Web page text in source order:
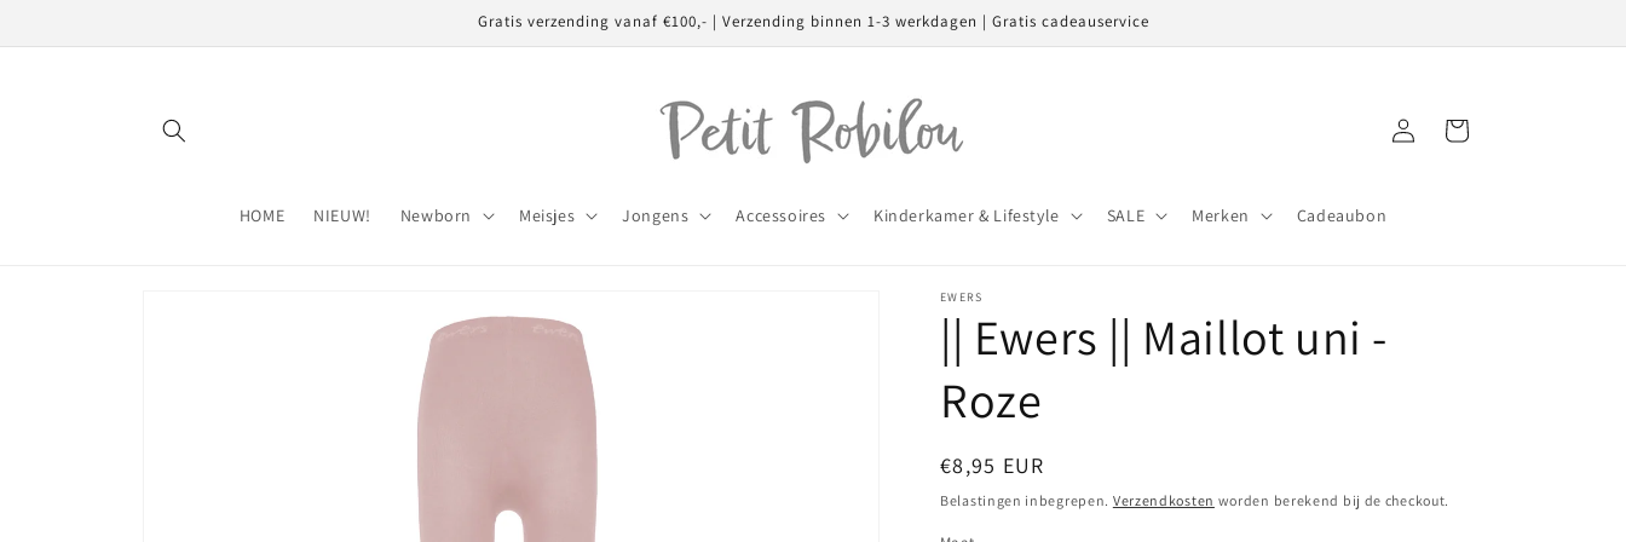
content
Gratis verzending vanaf €100,- | Verzending binnen 1-3 werkdagen | Gratis cadeauservice
HOME NIEUW! Newborn Meisjes Jongens Accessoires Kinderkamer & Lifestyle SALE Merken Cadeaubon
InloggenWinkelwagen
EWERS
|| Ewers || Maillot uni -
Roze
Normale
prijs
€8,95 EUR
Belastingen inbegrepen. Verzendkosten worden berekend bij de checkout.